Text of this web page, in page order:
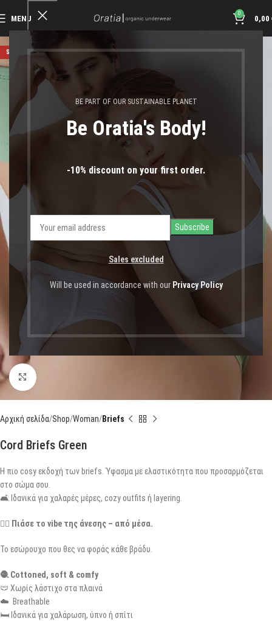
BE PART OF OUR SUSTAINABLE PLANET
Be Oratia's Body!
-10% discount on your first order.
Sales excluded
Will be used in accordance with our Privacy Policy
MENU
0
0,00
SOLD OUT
Click to enlarge
Αρχική σελίδα Shop Woman Briefs
Cord Briefs Green
Η πιο cosy εκδοχή των briefs. Ύφασμα με ελαστικότητα που προσαρμόζεται
στο σώμα σου.
🛋️ Ιδανικά για χαλαρές μέρες, cozy outfits ή layering.
👉🏾 Πιάσε το vibe της άνεσης – από μέσα.
Το εσώρουχο που θες να φοράς κάθε βράδυ.
🧶 Cottoned, soft & comfy
🩲 Χωρίς λάστιχο στα πλαινά
☁️ Breathable
🛏️ Ιδανικά για χαλάρωση, ύπνο ή σπίτι